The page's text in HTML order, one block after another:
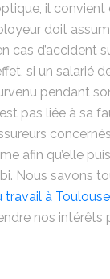
il
doit
cas d’accident
si un salarié
pendant
pas liée à sa
afin qu’elle
Nous savons
à Toulouse
nos intérêts